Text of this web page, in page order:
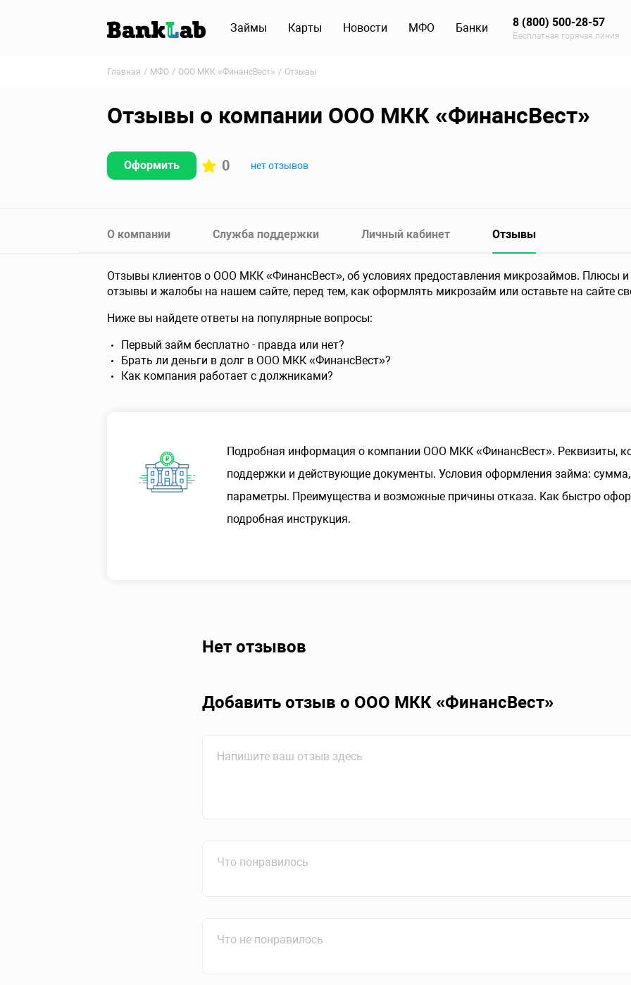
Займы Карты Новости МФО Банки 8 (800) 500-28-57
Бесплатная горячая линия
Главная МФО ООО МКК «ФинансВест» Отзывы
Отзывы о компании ООО МКК «ФинансВест»
Оформить 0 нет отзывов
О компании Служба поддержки Личный кабинет Отзывы
Отзывы клиентов о ООО МКК «ФинансВест», об условиях предоставления микрозаймов. Плюсы
отзывы и жалобы на нашем сайте, перед тем, как оформлять микрозайм или оставьте на сайте
Ниже вы найдете ответы на популярные вопросы:
Первый займ бесплатно - правда или нет?
Брать ли деньги в долг в ООО МКК «ФинансВест»?
Как компания работает с должниками?
Подробная информация о компании ООО МКК «ФинансВест». Реквизиты,
поддержки и действующие документы. Условия оформления займа: сумма,
параметры. Преимущества и возможные причины отказа. Как быстро
подробная инструкция.
Нет отзывов
Добавить отзыв о ООО МКК «ФинансВест»